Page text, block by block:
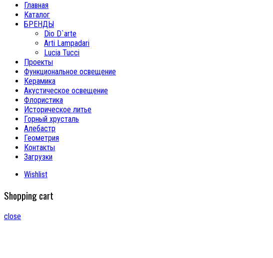
Главная
Каталог
БРЕНДЫ
Dio D`arte
Arti Lampadari
Lucia Tucci
Проекты
Функциональное освещение
Керамика
Акустическое освещение
Флористика
Историческое литье
Горный хрусталь
Алебастр
Геометрия
Контакты
Загрузки
Wishlist
Shopping cart
close